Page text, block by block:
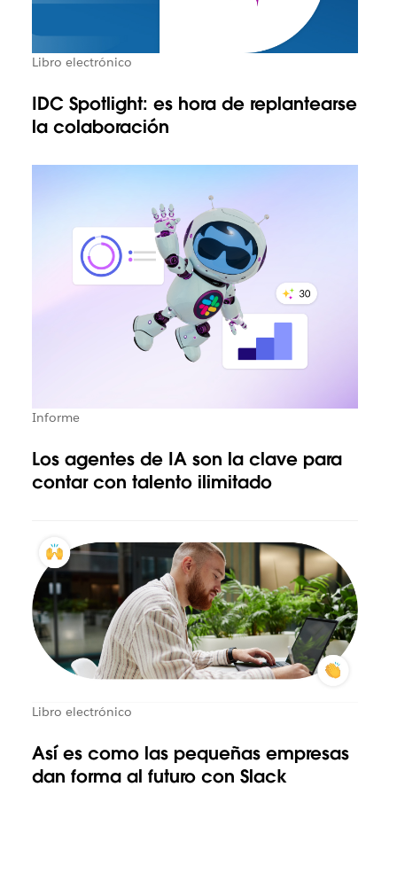
Libro electrónico
IDC Spotlight: es hora de replantearse
la colaboración
Informe
Los agentes de IA son la clave para
contar con talento ilimitado
Libro electrónico
Así es como las pequeñas empresas
dan forma al futuro con Slack